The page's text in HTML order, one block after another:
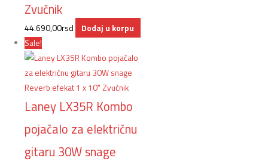
Zvučnik
44.690,00rsd
Dodaj u korpu
Sale!
Laney LX35R Kombo
pojačalo za električnu
gitaru 30W snage